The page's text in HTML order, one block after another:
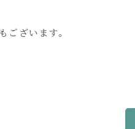
ざいます。